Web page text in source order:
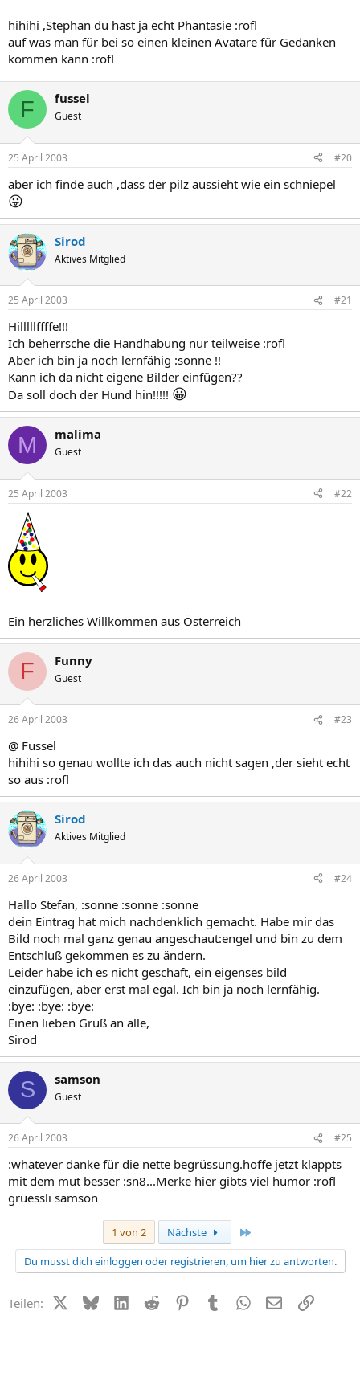
hihihi ,Stephan du hast ja echt Phantasie :rofl
auf was man für bei so einen kleinen Avatare für Gedanken
kommen kann :rofl
F fussel
Guest
25 April 2003 #20
aber ich finde auch ,dass der pilz aussieht wie ein schniepel
😛
Sirod
Aktives Mitglied
25 April 2003 #21
Hilllllffffe!!!
Ich beherrsche die Handhabung nur teilweise :rofl
Aber ich bin ja noch lernfähig :sonne !!
Kann ich da nicht eigene Bilder einfügen??
Da soll doch der Hund hin!!!!! 😀
M malima
Guest
25 April 2003 #22
Ein herzliches Willkommen aus Österreich
F Funny
Guest
26 April 2003 #23
@ Fussel
hihihi so genau wollte ich das auch nicht sagen ,der sieht echt
so aus :rofl
Sirod
Aktives Mitglied
26 April 2003 #24
Hallo Stefan, :sonne :sonne :sonne
dein Eintrag hat mich nachdenklich gemacht. Habe mir das
Bild noch mal ganz genau angeschaut:engel und bin zu dem
Entschluß gekommen es zu ändern.
Leider habe ich es nicht geschaft, ein eigenses bild
einzufügen, aber erst mal egal. Ich bin ja noch lernfähig.
:bye: :bye: :bye:
Einen lieben Gruß an alle,
Sirod
S samson
Guest
26 April 2003 #25
:whatever danke für die nette begrüssung.hoffe jetzt klappts
mit dem mut besser :sn8...Merke hier gibts viel humor :rofl
grüessli samson
1 von 2 Nächste
Du musst dich einloggen oder registrieren, um hier zu antworten.
Teilen: X (Twitter)
BlueskyLinkedIn
Reddit PinterestTumblr WhatsApp
E-MailLink